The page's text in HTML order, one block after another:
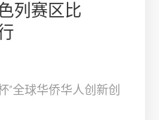
列赛区比
”全球华侨华人创新创